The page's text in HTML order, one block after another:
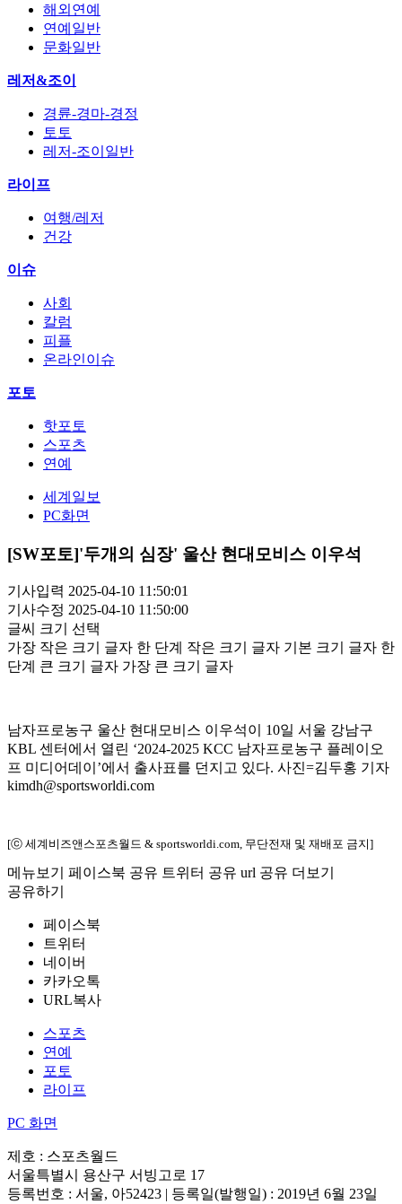
해외연예
연예일반
문화일반
레저&조이
경륜-경마-경정
토토
레저-조이일반
라이프
여행/레저
건강
이슈
사회
칼럼
피플
온라인이슈
포토
핫포토
스포츠
연예
세계일보
PC화면
[SW포토]'두개의 심장' 울산 현대모비스 이우석
기사입력 2025-04-10 11:50:01
기사수정 2025-04-10 11:50:00
글씨 크기 선택
가장 작은 크기 글자 한 단계 작은 크기 글자 기본 크기 글자 한
단계 큰 크기 글자 가장 큰 크기 글자
남자프로농구 울산 현대모비스 이우석이 10일 서울 강남구
KBL 센터에서 열린 ‘2024-2025 KCC 남자프로농구 플레이오
프 미디어데이’에서 출사표를 던지고 있다. 사진=김두홍 기자
kimdh@sportsworldi.com
[ⓒ 세계비즈앤스포츠월드 & sportsworldi.com, 무단전재 및 재배포 금지]
메뉴보기 페이스북 공유 트위터 공유 url 공유 더보기
공유하기
페이스북
트위터
네이버
카카오톡
URL복사
스포츠
연예
포토
라이프
PC 화면
제호 : 스포츠월드
서울특별시 용산구 서빙고로 17
등록번호 : 서울, 아52423 | 등록일(발행일) : 2019년 6월 23일